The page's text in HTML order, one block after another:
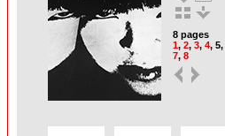
8 pages
1, 2, 3, 4, 5,
7, 8